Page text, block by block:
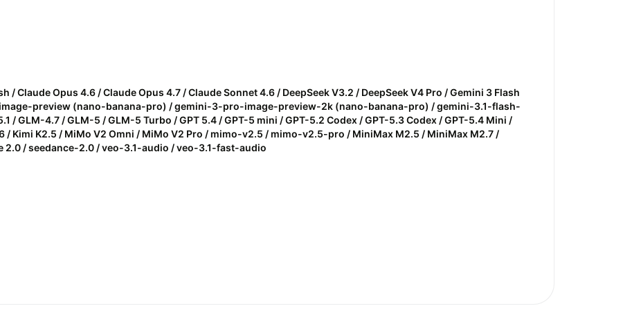
/ Claude Opus 4.6 / Claude Opus 4.7 / Claude Sonnet 4.6 / DeepSeek V3.2 / DeepSeek V4 Pro / Gemini 3 Flash
preview (nano-banana-pro) / gemini-3-pro-image-preview-2k (nano-banana-pro) / gemini-3.1-flash-
/ GLM-4.7 / GLM-5 / GLM-5 Turbo / GPT 5.4 / GPT-5 mini / GPT-5.2 Codex / GPT-5.3 Codex / GPT-5.4 Mini /
/ Kimi K2.5 / MiMo V2 Omni / MiMo V2 Pro / mimo-v2.5 / mimo-v2.5-pro / MiniMax M2.5 / MiniMax M2.7 /
2.0 / seedance-2.0 / veo-3.1-audio / veo-3.1-fast-audio